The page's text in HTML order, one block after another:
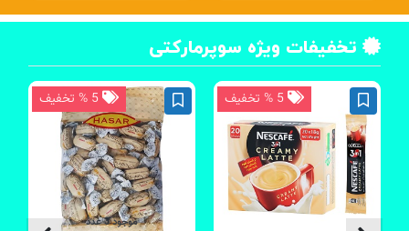
تخفیفات ویژه سوپرمارکتی
5 % تخفیف 5 % تخفیف
موجود 3 عدد